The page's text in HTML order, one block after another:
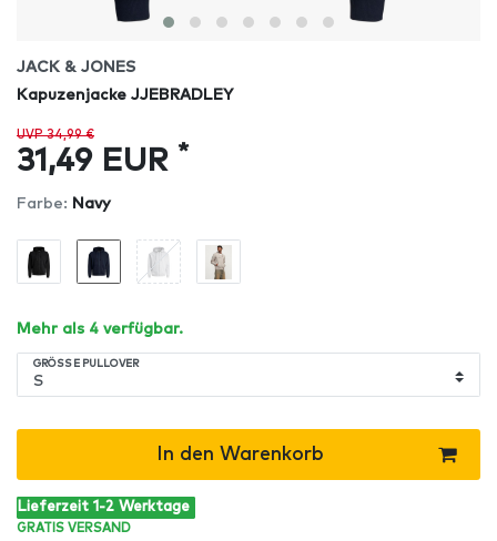
JACK & JONES
Kapuzenjacke JJEBRADLEY
UVP 34,99 €
31,49 EUR *
Farbe: Navy
Mehr als 4 verfügbar.
GRÖSSE PULLOVER
In den Warenkorb
Lieferzeit 1-2 Werktage
GRATIS VERSAND